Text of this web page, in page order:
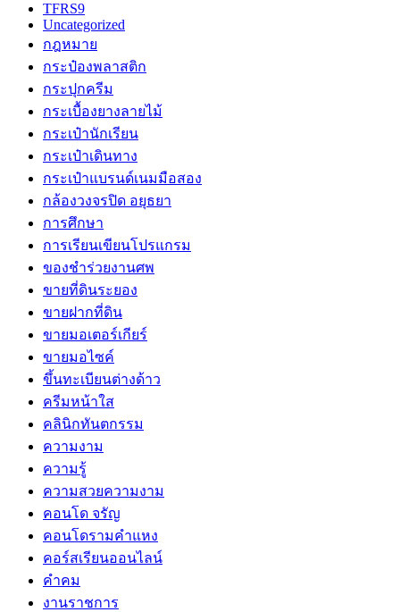
TFRS9
Uncategorized
กฎหมาย
กระป๋องพลาสติก
กระปุกครีม
กระเบื้องยางลายไม้
กระเป๋านักเรียน
กระเป๋าเดินทาง
กระเป๋าแบรนด์เนมมือสอง
กล้องวงจรปิด อยุธยา
การศึกษา
การเรียนเขียนโปรแกรม
ของชำร่วยงานศพ
ขายที่ดินระยอง
ขายฝากที่ดิน
ขายมอเตอร์เกียร์
ขายมอไซค์
ขึ้นทะเบียนต่างด้าว
ครีมหน้าใส
คลินิกทันตกรรม
ความงาม
ความรู้
ความสวยความงาม
คอนโด จรัญ
คอนโดรามคำแหง
คอร์สเรียนออนไลน์
คำคม
งานราชการ